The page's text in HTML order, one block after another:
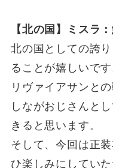
【北の国】ミスラ
北の国としての誇
ることが嬉しいです
リヴァイアサンと
しながおじさんと
きると思います。
そして、今回は正
ひ楽しみにしていた